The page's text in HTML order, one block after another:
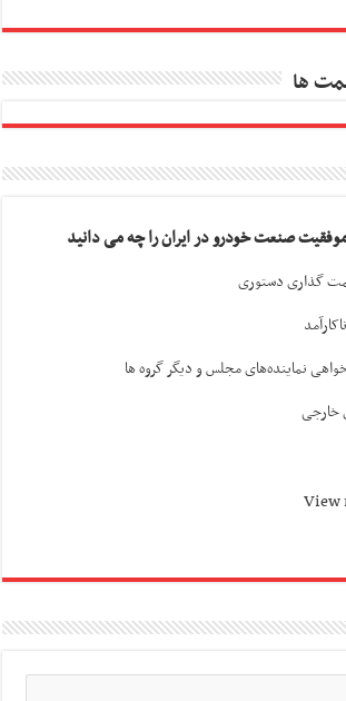
ها
صنعت خودرو در ایران را چه می دانید
گذاری دستوری
نماینده‌های مجلس و دیگر گروه ها
خارجی
View